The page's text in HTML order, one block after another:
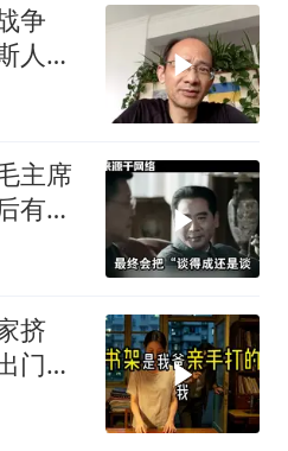
争
人将
主席
有什
挤
门时